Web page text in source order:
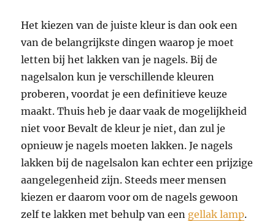
Het kiezen van de juiste kleur is dan ook een
van de belangrijkste dingen waarop je moet
letten bij het lakken van je nagels. Bij de
nagelsalon kun je verschillende kleuren
proberen, voordat je een definitieve keuze
maakt. Thuis heb je daar vaak de mogelijkheid
niet voor Bevalt de kleur je niet, dan zul je
opnieuw je nagels moeten lakken. Je nagels
lakken bij de nagelsalon kan echter een prijzige
aangelegenheid zijn. Steeds meer mensen
kiezen er daarom voor om de nagels gewoon
zelf te lakken met behulp van een gellak lamp.